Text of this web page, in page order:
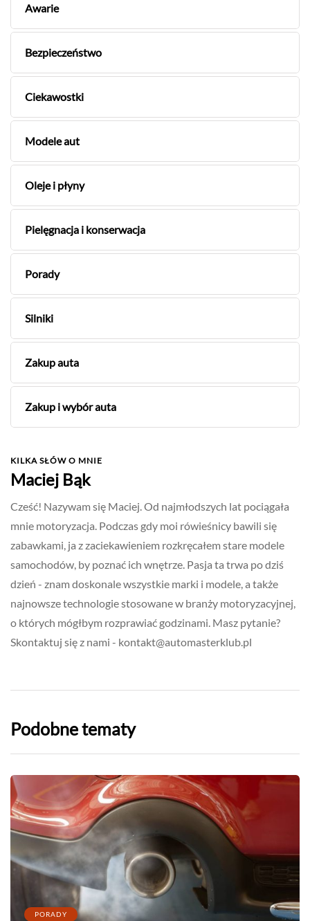
Awarie
Bezpieczeństwo
Ciekawostki
Modele aut
Oleje i płyny
Pielęgnacja i konserwacja
Porady
Silniki
Zakup auta
Zakup i wybór auta
KILKA SŁÓW O MNIE
Maciej Bąk
Cześć! Nazywam się Maciej. Od najmłodszych lat pociągała
mnie motoryzacja. Podczas gdy moi rówieśnicy bawili się
zabawkami, ja z zaciekawieniem rozkręcałem stare modele
samochodów, by poznać ich wnętrze. Pasja ta trwa po dziś
dzień - znam doskonale wszystkie marki i modele, a także
najnowsze technologie stosowane w branży motoryzacyjnej,
o których mógłbym rozprawiać godzinami. Masz pytanie?
Skontaktuj się z nami - kontakt@automasterklub.pl
Podobne tematy
PORADY